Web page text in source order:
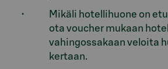
Mikäli hotellihuone on
ota voucher mukaan
vahingossakaan veloita
kertaan.